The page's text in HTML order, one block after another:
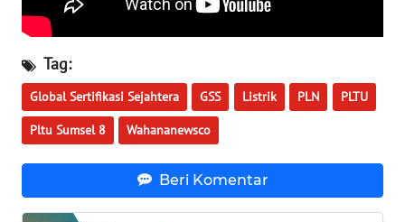
Tag:
Global Sertifikasi Sejahtera GSS Listrik PLN PLTU
Pltu Sumsel 8 Wahananewsco
Beri Komentar
WN
SULBAR
WN
BABEL
WN
SUMBAR
WN